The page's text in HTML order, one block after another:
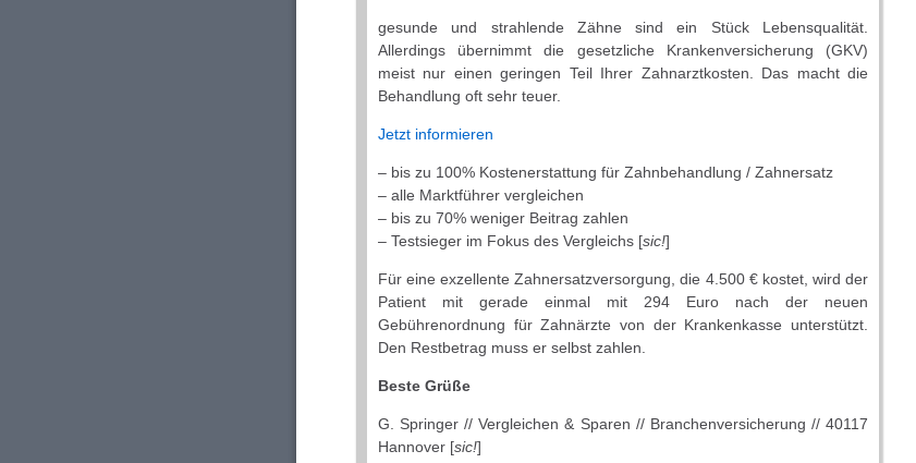
gesunde und strahlende Zähne sind ein Stück Lebensqualität.
Allerdings übernimmt die gesetzliche Krankenversicherung (GKV)
meist nur einen geringen Teil Ihrer Zahnarztkosten. Das macht die
Behandlung oft sehr teuer.
Jetzt informieren
– bis zu 100% Kostenerstattung für Zahnbehandlung / Zahnersatz
– alle Marktführer vergleichen
– bis zu 70% weniger Beitrag zahlen
– Testsieger im Fokus des Vergleichs [sic!]
Für eine exzellente Zahnersatzversorgung, die 4.500 € kostet, wird der
Patient mit gerade einmal mit 294 Euro nach der neuen
Gebührenordnung für Zahnärzte von der Krankenkasse unterstützt.
Den Restbetrag muss er selbst zahlen.
Beste Grüße
G. Springer // Vergleichen & Sparen // Branchenversicherung // 40117
Hannover [sic!]